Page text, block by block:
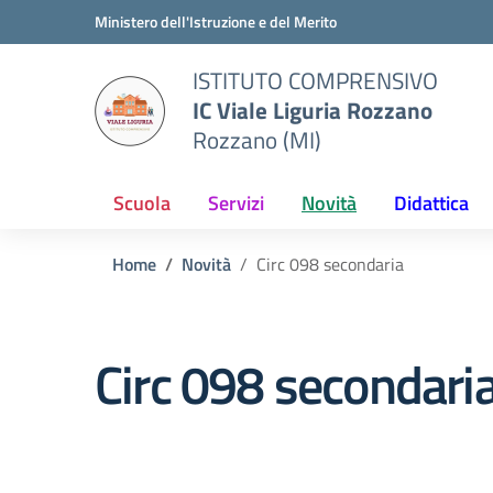
Vai ai contenuti
Vai al menu di navigazioneMinistero dell'Istruzione e del Merito
ISTITUTO COMPRENSIVO
IC Viale Liguria Rozzano
Rozzano (MI)
Scuola Servizi Novità Didattica
Home Novità Circ 098 secondaria
Circ 098